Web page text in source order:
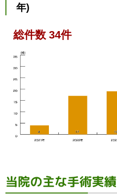
年)
総件数 34件
当院の主な手術実績